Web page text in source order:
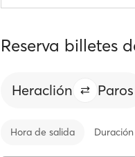
Reserva billetes
Heraclión Paros
Hora de salida Duración